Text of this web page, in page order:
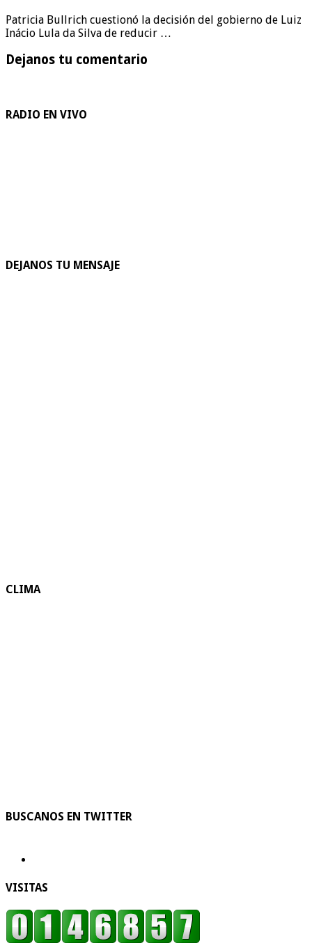
Patricia Bullrich cuestionó la decisión del gobierno de Luiz
Inácio Lula da Silva de reducir …
Dejanos tu comentario
RADIO EN VIVO
DEJANOS TU MENSAJE
CLIMA
BUSCANOS EN TWITTER
VISITAS